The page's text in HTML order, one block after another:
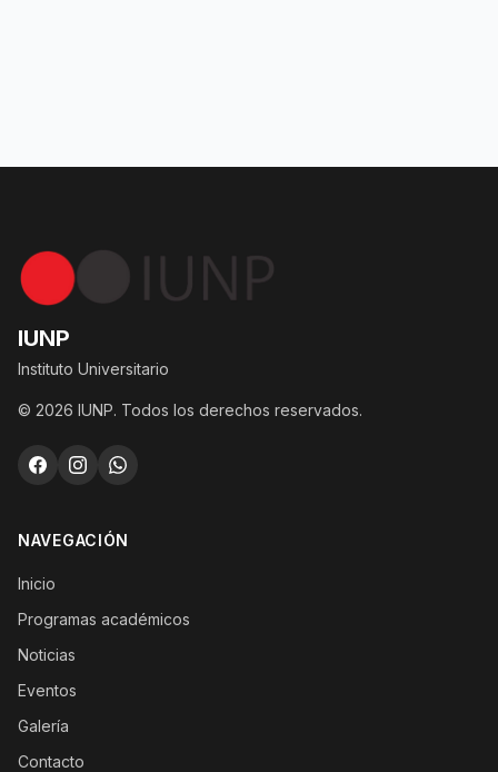
IUNP
Instituto Universitario
© 2026 IUNP. Todos los derechos reservados.
NAVEGACIÓN
Inicio
Programas académicos
Noticias
Eventos
Galería
Contacto